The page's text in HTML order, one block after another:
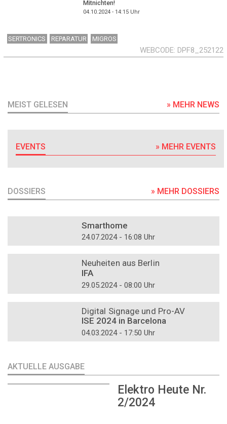
Mitnichten!
04.10.2024 - 14:15Uhr
SERTRONICS REPARATUR MIGROS
WEBCODE DPF8_252122
MEIST GELESEN » MEHR NEWS
EVENTS » MEHR EVENTS
DOSSIERS » MEHR DOSSIERS
Smarthome
24.07.2024 - 16:08 Uhr
Neuheiten aus Berlin
IFA
29.05.2024 - 08:00 Uhr
Digital Signage und Pro-AV
ISE 2024 in Barcelona
04.03.2024 - 17:50 Uhr
AKTUELLE AUSGABE
Elektro Heute Nr.
2/2024